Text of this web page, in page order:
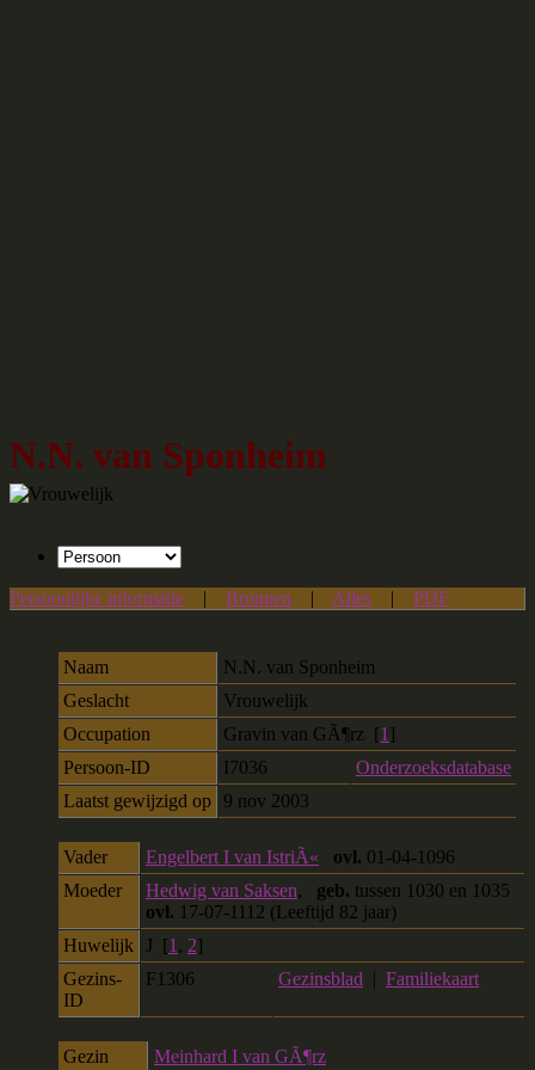
N.N. van Sponheim
Persoonlijke informatie | Bronnen | Alles | PDF
Naam N.N. van Sponheim
Geslacht
Vrouwelijk
Occupation
Gravin van GÃ¶rz [1]
Persoon-ID
I7036
Onderzoeksdatabase
Laatst gewijzigd op
9 nov 2003
Vader Engelbert I van IstriÃ« ovl. 01-04-1096
Moeder
Hedwig van Saksen, geb. tussen 1030 en 1035
ovl. 17-07-1112 (Leeftijd 82 jaar)
Huwelijk
J [1, 2]
Gezins-
ID
F1306 Gezinsblad | Familiekaart
Gezin Meinhard I van GÃ¶rz